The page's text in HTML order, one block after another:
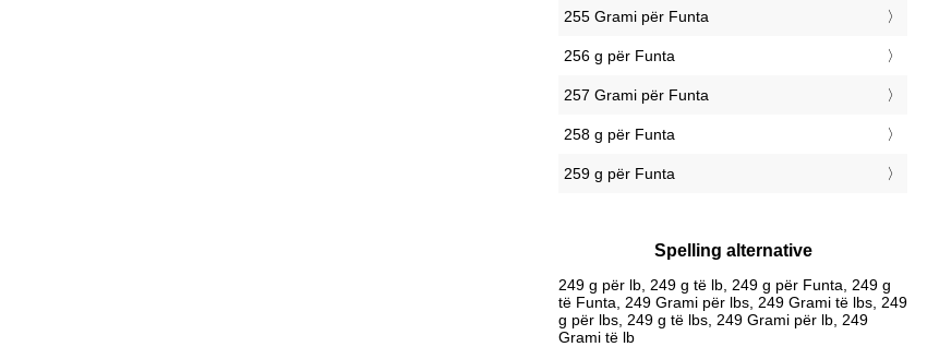
255 Grami për Funta
256 g për Funta
257 Grami për Funta
258 g për Funta
259 g për Funta
Spelling alternative
249 g për lb, 249 g të lb, 249 g për Funta, 249 g
të Funta, 249 Grami për lbs, 249 Grami të lbs, 249
g për lbs, 249 g të lbs, 249 Grami për lb, 249
Grami të lb